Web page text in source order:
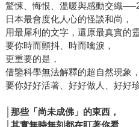
驚悚、悔恨、溫暖與感動交織
日本最會度化人心的怪談和尚，
用最犀利的文字，還原最真實的
要你時而顫抖、時而噙淚，
更重要的是，
借鑒科學無法解釋的超自然現象，
要你好好活著、好好做人、好好
那些「尚未成佛」的東西，
│其實無時無刻都在盯著你看……